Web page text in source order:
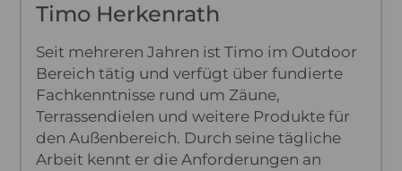
Timo Herkenrath
Seit mehreren Jahren ist Timo im Outdoor
Bereich tätig und verfügt über fundierte
Fachkenntnisse rund um Zäune,
Terrassendielen und weitere Produkte für
den Außenbereich. Durch seine tägliche
Arbeit kennt er die Anforderungen an